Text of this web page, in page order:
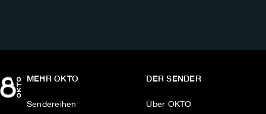
MEHR OKTO
Sendereihen
DER SENDER
Über OKTO